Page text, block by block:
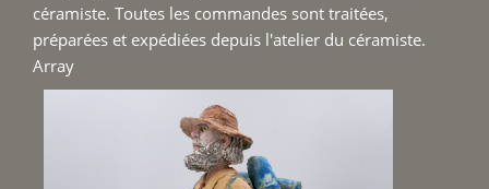
céramiste. Toutes les commandes sont traitées,
préparées et expédiées depuis l'atelier du céramiste.
Array